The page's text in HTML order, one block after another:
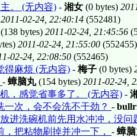
。 (无内容) - 湘女 (0 bytes)
2011-02-24, 22:40:14 (552481)
bytes) 2011-02-24, 21:45:56
2011-02-24, 21:55:00 (552455)
02-24, 22:08:50 (552465)
得麻烦 (无内容) - 梅子 (0 bytes)
- 蟑脑丸(154 bytes) 2011-02-24,
，感觉省事多了。 (无内容) -
次，会不会洗不干劲？ -
进洗碗机前先用水冲冲，没问
，把粘物刷掉并冲一下， - 蟑